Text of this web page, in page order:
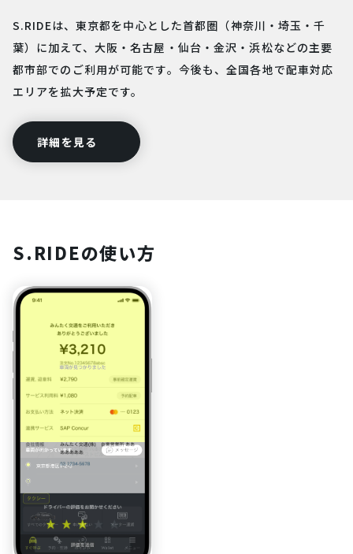
S.RIDEは、東京都を中心とした首都圏（神奈川・埼玉・千
葉）に加えて、大阪・名古屋・仙台・金沢・浜松などの主要
都市部でのご利用が可能です。今後も、全国各地で配車対応
エリアを拡大予定です。
詳細を見る
S.RIDEの使い方